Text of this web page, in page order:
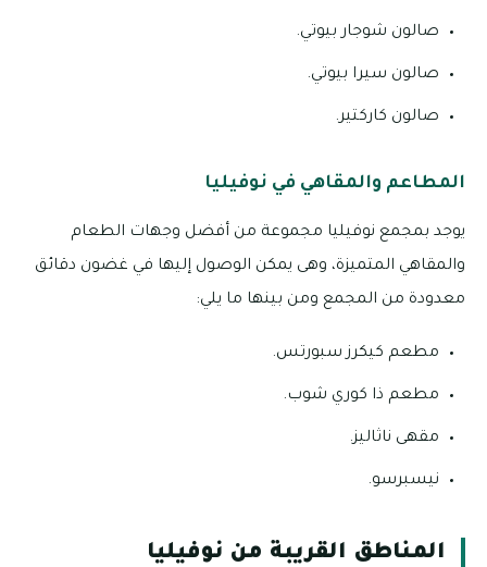
صالون شوجار بيوتي.
صالون سيرا بيوتي.
صالون كاركتير.
المطاعم والمقاهي في نوفيليا
يوجد بمجمع نوفيليا مجموعة من أفضل وجهات الطعام
والمقاهي المتميزة، وهى يمكن الوصول إليها في غضون دقائق
معدودة من المجمع ومن بينها ما يلي:
مطعم كيكرز سبورتس.
مطعم ذا كوري شوب.
مقهى ناثاليز.
نيسبرسو.
المناطق القريبة من نوفيليا